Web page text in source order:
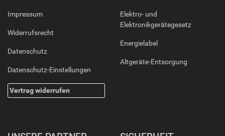
Impressum
Widerrufsrecht
Datenschutz
Datenschutz-Einstellungen
Vertrag widerrufen
Elektro- und
Elektronikgerätegesetz
Energielabel
Altgeräte-Entsorgung